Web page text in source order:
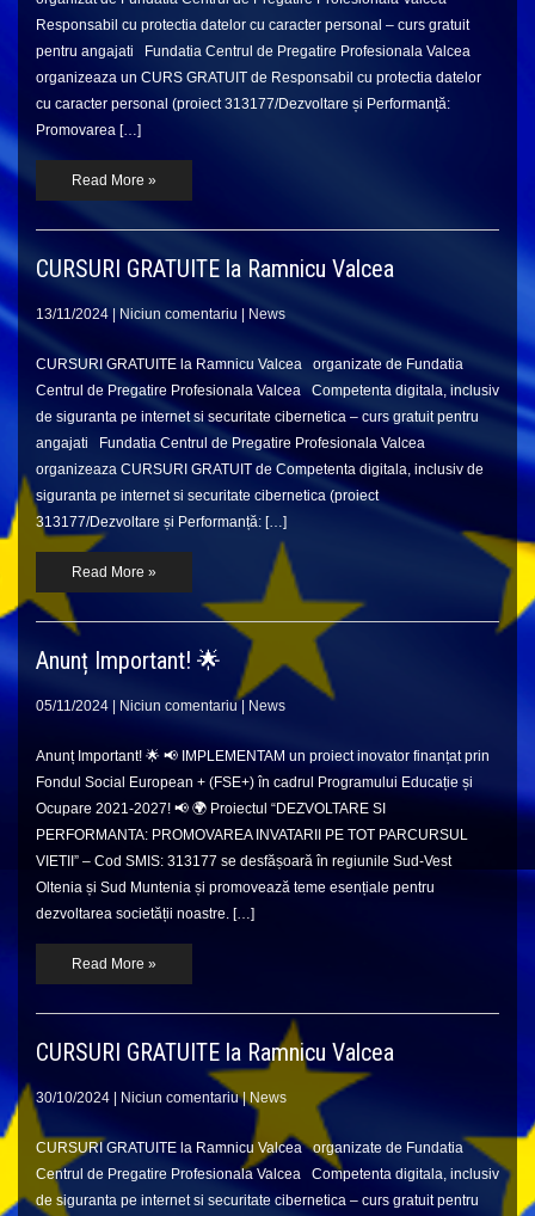
Responsabil cu protectia datelor cu caracter personal – curs gratuit
pentru angajati Fundatia Centrul de Pregatire Profesionala Valcea
organizeaza un CURS GRATUIT de Responsabil cu protectia datelor
cu caracter personal (proiect 313177/Dezvoltare și Performanță:
Promovarea […]
Read More »
CURSURI GRATUITE la Ramnicu Valcea
13/11/2024 Niciun comentariu News
CURSURI GRATUITE la Ramnicu Valcea organizate de Fundatia
Centrul de Pregatire Profesionala Valcea Competenta digitala, inclusiv
de siguranta pe internet si securitate cibernetica – curs gratuit pentru
angajati Fundatia Centrul de Pregatire Profesionala Valcea
organizeaza CURSURI GRATUIT de Competenta digitala, inclusiv de
siguranta pe internet si securitate cibernetica (proiect
313177/Dezvoltare și Performanță: […]
Read More »
Anunț Important! 🌟
05/11/2024 Niciun comentariu News
Anunț Important! 🌟 📢 IMPLEMENTAM un proiect inovator finanțat prin
Fondul Social European + (FSE+) în cadrul Programului Educație și
Ocupare 2021-2027! 📢 🌍 Proiectul “DEZVOLTARE SI
PERFORMANTA: PROMOVAREA INVATARII PE TOT PARCURSUL
VIETII” – Cod SMIS: 313177 se desfășoară în regiunile Sud-Vest
Oltenia și Sud Muntenia și promovează teme esențiale pentru
dezvoltarea societății noastre. […]
Read More »
CURSURI GRATUITE la Ramnicu Valcea
30/10/2024 Niciun comentariu | News
CURSURI GRATUITE la Ramnicu Valcea organizate de Fundatia
Centrul de Pregatire Profesionala Valcea Competenta digitala, inclusiv
de siguranta pe internet si securitate cibernetica – curs gratuit pentru